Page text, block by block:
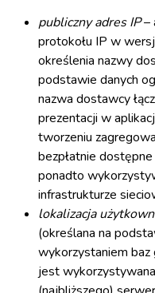
publiczny adres IP–
protokołu IP w
określenia nazwy
podstawie danych
nazwa dostawcy
prezentacji w
tworzeniu
bezpłatnie
ponadto
infrastrukturze
lokalizacja
(określana na
wykorzystaniem baz
jest